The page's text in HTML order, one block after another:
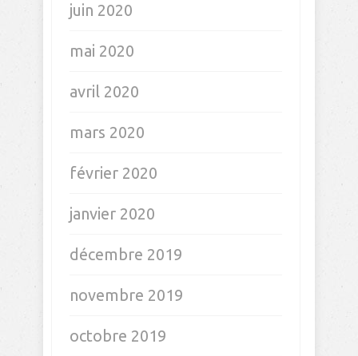
juin 2020
mai 2020
avril 2020
mars 2020
février 2020
janvier 2020
décembre 2019
novembre 2019
octobre 2019